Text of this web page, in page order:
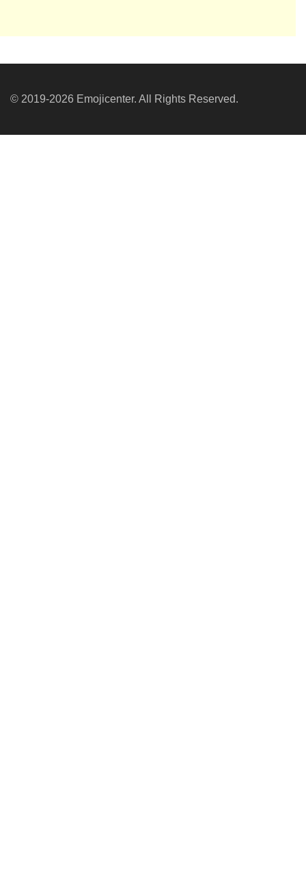
© 2019-2026 Emojicenter. All Rights Reserved.